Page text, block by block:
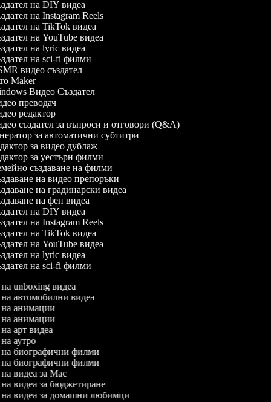
на DIY видеа
на Instagram Reels
на TikTok видеа
на YouTube видеа
на lyric видеа
на sci-fi филми
видео създател
Maker
Видео Създател
преводач
редактор
създател за въпроси и отговори (Q&A)
за автоматични субтитри
за видео дублаж
за уестърн филми
създаване на филми
на видео препоръки
на градинарски видеа
на фен видеа
на DIY видеа
на Instagram Reels
на TikTok видеа
на YouTube видеа
на lyric видеа
на sci-fi филми
на unboxing видеа
на автомобилни видеа
на анимации
на анимации
на арт видеа
на аутро
на биографични филми
на биографични филми
на видеа за Mac
на видеа за бюджетиране
на видеа за домашни любимци